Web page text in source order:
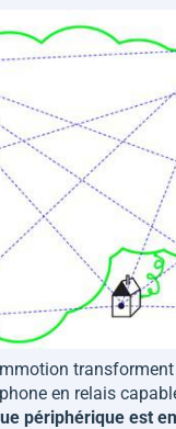
transforment
en relais
périphérique est